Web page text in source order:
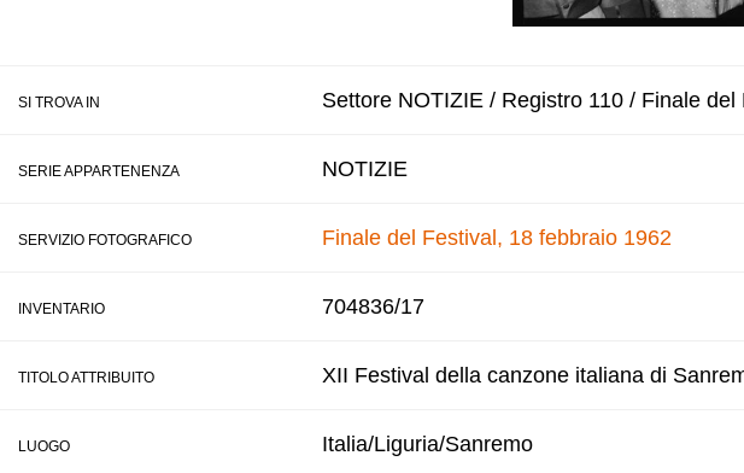
SI TROVA IN Settore NOTIZIE / Registro 110 / Finale del
SERIE APPARTENENZA NOTIZIE
SERVIZIO FOTOGRAFICO Finale del Festival, 18 febbraio 1962
INVENTARIO 704836/17
TITOLO ATTRIBUITO XII Festival della canzone italiana di
LUOGO Italia/Liguria/Sanremo